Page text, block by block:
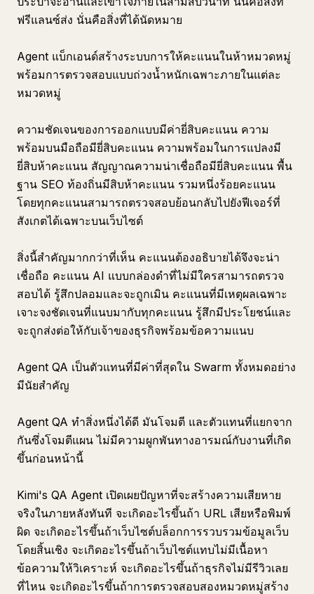
ฟรีแลนซ์ส่ง นั่นคือสิ่งที่ได้นัดหมาย
Agent แบ็กเอนด์สร้างระบบการให้คะแนนในห้าหมวดหมู่
พร้อมการตรวจสอบแบบถ่วงน้ำหนักเฉพาะภายในแต่ละ
หมวดหมู่
ความชัดเจนของการออกแบบมีค่ายี่สิบคะแนน ความ
พร้อมบนมือถือมียี่สิบคะแนน ความพร้อมในการแปลงมี
ยี่สิบห้าคะแนน สัญญาณความน่าเชื่อถือมียี่สิบคะแนน พื้น
ฐาน SEO ท้องถิ่นมีสิบห้าคะแนน รวมหนึ่งร้อยคะแนน
โดยทุกคะแนนสามารถตรวจสอบย้อนกลับไปยังฟีเจอร์ที่
สังเกตได้เฉพาะบนเว็บไซต์
สิ่งนี้สำคัญมากกว่าที่เห็น คะแนนต้องอธิบายได้จึงจะน่า
เชื่อถือ คะแนน AI แบบกล่องดำที่ไม่มีใครสามารถตรวจ
สอบได้ รู้สึกปลอมและจะถูกเมิน คะแนนที่มีเหตุผลเฉพาะ
เจาะจงชัดเจนที่แนบมากับทุกคะแนน รู้สึกมีประโยชน์และ
จะถูกส่งต่อให้กับเจ้าของธุรกิจพร้อมข้อความแนบ
Agent QA เป็นตัวแทนที่มีค่าที่สุดใน Swarm ทั้งหมดอย่าง
มีนัยสำคัญ
Agent QA ทำสิ่งหนึ่งได้ดี มันโจมตี และตัวแทนที่แยกจาก
กันซึ่งโจมตีแผน ไม่มีความผูกพันทางอารมณ์กับงานที่เกิด
ขึ้นก่อนหน้านี้
Kimi's QA Agent เปิดเผยปัญหาที่จะสร้างความเสียหาย
จริงในภายหลังทันที จะเกิดอะไรขึ้นถ้า URL เสียหรือพิมพ์
ผิด จะเกิดอะไรขึ้นถ้าเว็บไซต์บล็อกการรวบรวมข้อมูลเว็บ
โดยสิ้นเชิง จะเกิดอะไรขึ้นถ้าเว็บไซต์แทบไม่มีเนื้อหา
ข้อความให้วิเคราะห์ จะเกิดอะไรขึ้นถ้าธุรกิจไม่มีรีวิวเลย
ที่ไหน จะเกิดอะไรขึ้นถ้าการตรวจสอบสองหมวดหมู่สร้าง